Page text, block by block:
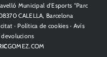
Municipal d'Esports "Parc
CALELLA, Barcelona
· Política de cookies· Avís
GOMEZ.COM